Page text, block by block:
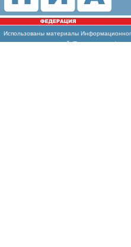
Использованы материалы
массовых коммуникаций (Роскомнадзор)